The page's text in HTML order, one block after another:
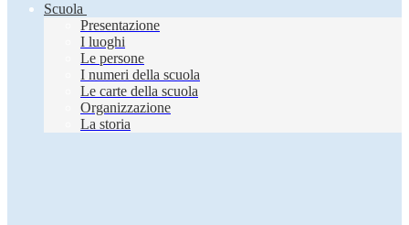
Scuola
Presentazione
I luoghi
Le persone
I numeri della scuola
Le carte della scuola
Organizzazione
La storia